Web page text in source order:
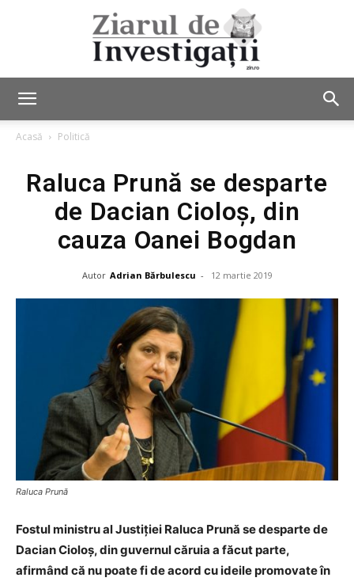
de
Acasă Politică
Raluca Prună se desparte
de Dacian Cioloș, din
cauza Oanei Bogdan
Autor Adrian Bărbulescu - 12 martie 2019
Raluca Prună
Fostul ministru al Justiţiei Raluca Prună se desparte de
Dacian Cioloș, din guvernul căruia a făcut parte,
afirmând că nu poate fi de acord cu ideile promovate în